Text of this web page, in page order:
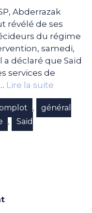
Abderrazak
révélé de ses
du régime
samedi,
déclaré que Saïd
services de
Lire la suite
,
général
,
Saïd